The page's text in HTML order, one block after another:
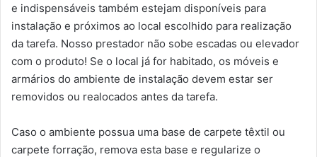
e indispensáveis também estejam disponíveis para
instalação e próximos ao local escolhido para realização
da tarefa. Nosso prestador não sobe escadas ou elevador
com o produto! Se o local já for habitado, os móveis e
armários do ambiente de instalação devem estar ser
removidos ou realocados antes da tarefa.
Caso o ambiente possua uma base de carpete têxtil ou
carpete forração, remova esta base e regularize o